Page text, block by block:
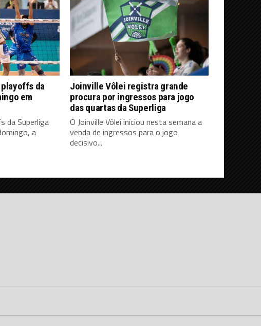
da
em
da Superliga
a
Joinville Vôlei registra grande
procura por ingressos para jogo
das quartas da Superliga
O Joinville Vôlei iniciou nesta semana a
venda de ingressos para o jogo
decisivo...